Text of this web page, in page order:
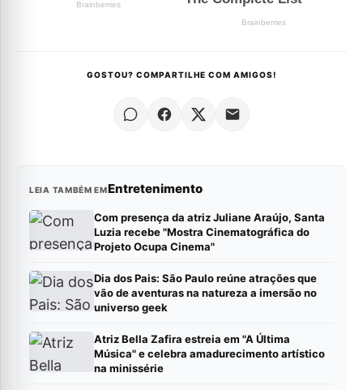
GOSTOU? COMPARTILHE COM AMIGOS!
LEIA TAMBÉM EMEntretenimento
Com presença da atriz Juliane Araújo, Santa
Luzia recebe "Mostra Cinematográfica do
Projeto Ocupa Cinema"
Dia dos Pais: São Paulo reúne atrações que
vão de aventuras na natureza a imersão no
universo geek
Atriz Bella Zafira estreia em "A Última
Música" e celebra amadurecimento artístico
na minissérie